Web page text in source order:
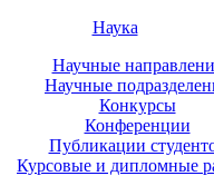
Наука
Научные
Научные
Конкурсы
Конференции
Публикации
Курсовые и дипломные